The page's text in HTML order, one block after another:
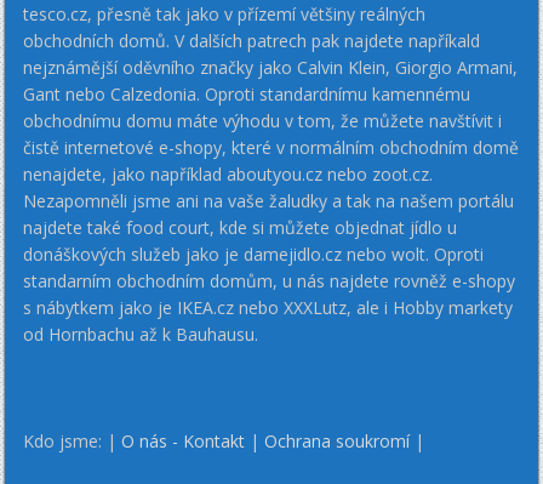
tesco.cz, přesně tak jako v přízemí většiny reálných
obchodních domů. V dalších patrech pak najdete napříkald
nejznámější oděvního značky jako Calvin Klein, Giorgio Armani,
Gant nebo Calzedonia. Oproti standardnímu kamennému
obchodnímu domu máte výhodu v tom, že můžete navštívit i
čistě internetové e-shopy, které v normálním obchodním domě
nenajdete, jako například aboutyou.cz nebo zoot.cz.
Nezapomněli jsme ani na vaše žaludky a tak na našem portálu
najdete také food court, kde si můžete objednat jídlo u
donáškových služeb jako je damejidlo.cz nebo wolt. Oproti
standarním obchodním domům, u nás najdete rovněž e-shopy
s nábytkem jako je IKEA.cz nebo XXXLutz, ale i Hobby markety
od Hornbachu až k Bauhausu.
Kdo jsme: |O nás - Kontakt |Ochrana soukromí|